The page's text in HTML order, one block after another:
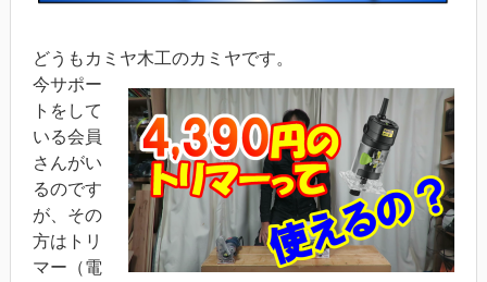
どうもカミヤ木工のカミヤです。
今サポー
トをして
いる会員
さんがい
るのです
が、その
方はトリ
マー（電